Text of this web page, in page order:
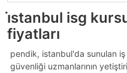
i̇stanbul isg
fiyatları
pendik, i̇stanbul'da sunulan i̇ş
güvenliği uzmanlarının